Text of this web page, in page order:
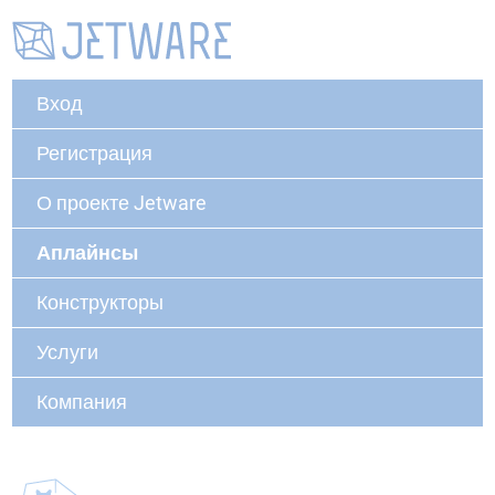
Вход
Регистрация
О проекте Jetware
Аплайнсы
Конструкторы
Услуги
Компания